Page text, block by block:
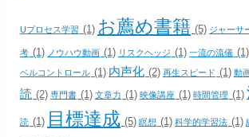
Uプロセス学習 (1) お薦め書籍 (5) ジャーサ
考 (1) ノウハウ動画 (1) リスクヘッジ (1) 一流の流儀 (1)
ベルコントロール (1) 内声化 (2) 再生スピード (1) 動
読 (2) 専門書 (1) 文章力 (1) 映像講座 (1) 時間管理 (1)
読 (1) 目標達成 (5) 瞑想 (1) 科学的学習法 (1)